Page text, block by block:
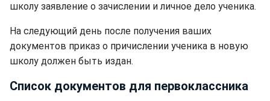
школу заявление о зачислении и личное дело ученика.
На следующий день после получения ваших
документов приказ о причислении ученика в новую
школу должен быть издан.
Список документов для первоклассника